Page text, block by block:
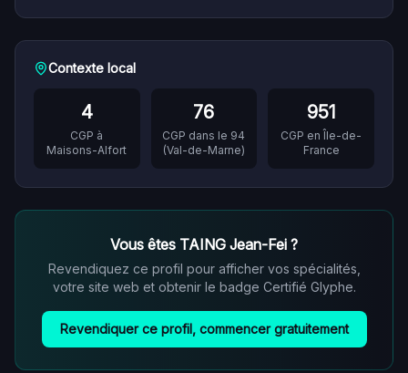
Contexte local
4
CGP à
Maisons-Alfort
76
CGP dans le 94
(Val-de-Marne)
951
CGP en Île-de-
France
Vous êtes TAING Jean-Fei ?
Revendiquez ce profil pour afficher vos spécialités,
votre site web et obtenir le badge Certifié Glyphe.
Revendiquer ce profil, commencer gratuitement